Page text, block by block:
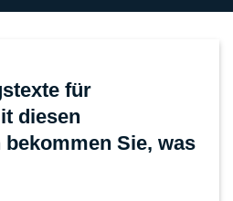
für
diesen
bekommen Sie, was